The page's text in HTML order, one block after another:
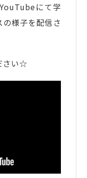
にて学
様子を配信さ
さい☆